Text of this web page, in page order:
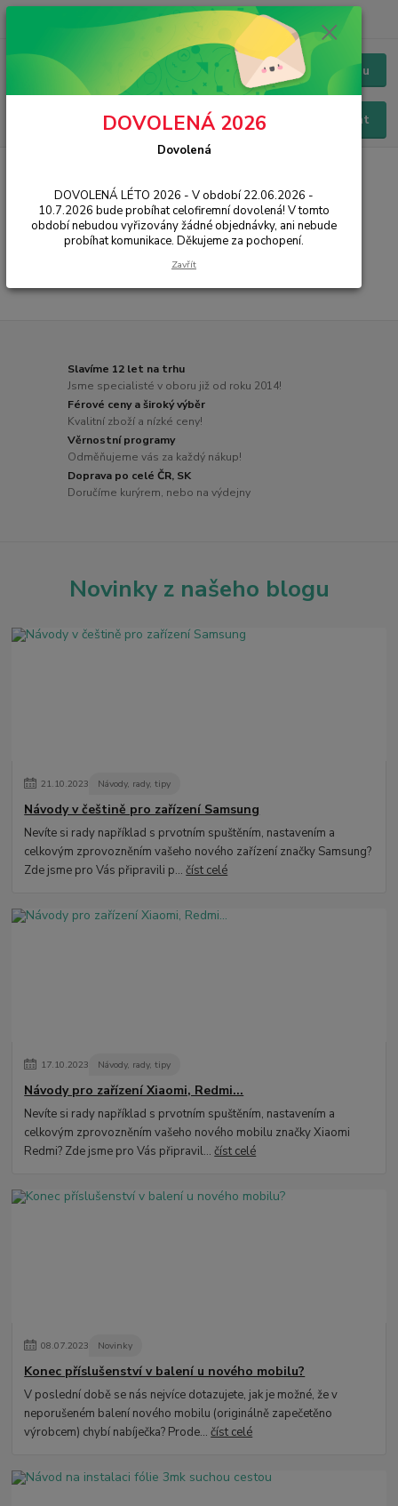
Menu
Hledat
Chat / Online podpora - 24/7
Wi-Fi 6 (AX)
Slavíme 12 let na trhu
Jsme specialisté v oboru již od roku 2014!
Férové ceny a široký výběr
Kvalitní zboží a nízké ceny!
Věrnostní programy
Odměňujeme vás za každý nákup!
Doprava po celé ČR, SK
Doručíme kurýrem, nebo na výdejny
Novinky z našeho blogu
21.10.2023 Návody, rady, tipy
Návody v češtině pro zařízení Samsung
Nevíte si rady například s prvotním spuštěním, nastavením a
celkovým zprovozněním vašeho nového zařízení značky Samsung?
Zde jsme pro Vás připravili p...číst celé
17.10.2023 Návody, rady, tipy
Návody pro zařízení Xiaomi, Redmi...
Nevíte si rady například s prvotním spuštěním, nastavením a
celkovým zprovozněním vašeho nového mobilu značky Xiaomi
Redmi? Zde jsme pro Vás připravil...číst celé
08.07.2023 Novinky
Konec příslušenství v balení u nového mobilu?
V poslední době se nás nejvíce dotazujete, jak je možné, že v
neporušeném balení nového mobilu (originálně zapečetěno
výrobcem) chybí nabíječka? Prode...číst celé
DOVOLENÁ 2026
Dovolená
DOVOLENÁ LÉTO 2026 - V období 22.06.2026 -
10.7.2026 bude probíhat celofiremní dovolená! V tomto
období nebudou vyřizovány žádné objednávky, ani nebude
probíhat komunikace. Děkujeme za pochopení.
Zavřít